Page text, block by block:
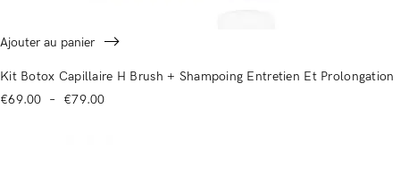
Connexion
Ajouter au panier
Kit Botox Capillaire H Brush + Shampoing Entretien Et Prolongation
€69.00 – €79.00